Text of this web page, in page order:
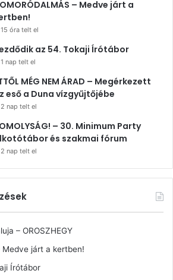
– Medve járt a
15 óra telt el
az 54. Tokaji Írótábor
1 nap telt el
MÉG NEM ÁRAD – Megérkezett
eső a Duna vízgyűjtőjébe
2 nap telt el
– 30. Minimum Party
és szakmai fórum
2 nap telt el
– OROSZHEGY
Medve járt a kertben!
Írótábor